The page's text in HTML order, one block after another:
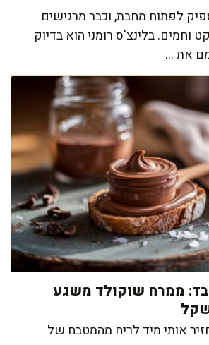
לפתוח מחבת, וכבר מרגישים
וחמים. בלינצ'ס רומני הוא בדיוק
את ...
ממרח שוקולד משגע
אותי מיד לריח מהמטבח של